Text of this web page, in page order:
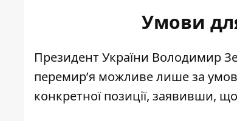
Умови
Президент України Володимир
перемир’я можливе лише за
конкретної позиції, заявивши,